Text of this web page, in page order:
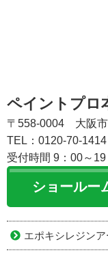
ペイントプロ
〒558-0004 大阪市
TEL：0120-70-
受付時間 9：00～19
ショールー
エポキシレジンア